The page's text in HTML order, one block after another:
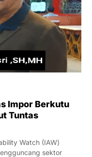
Impor Berkutu
Tuntas
Watch (IAW)
sektor